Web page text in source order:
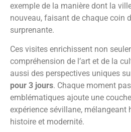
exemple de la manière dont la
nouveau, faisant de chaque coin
surprenante.
Ces visites enrichissent non
compréhension de l’art et de la
aussi des perspectives uniques
pour 3 jours. Chaque moment
emblématiques ajoute une
expérience sévillane, mélangeant
histoire et modernité.